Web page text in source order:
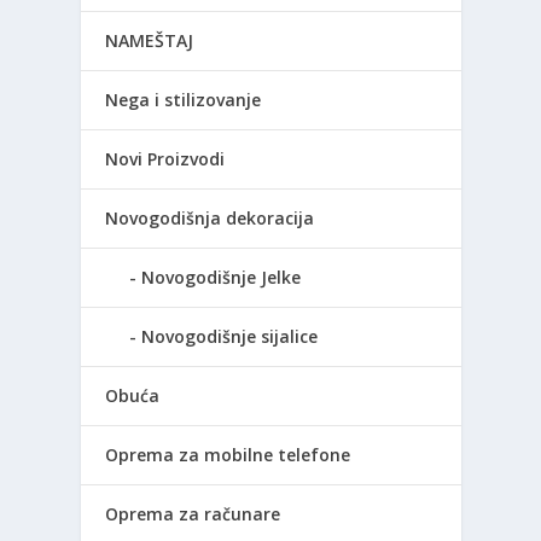
NAMEŠTAJ
Nega i stilizovanje
Novi Proizvodi
Novogodišnja dekoracija
Novogodišnje Jelke
Novogodišnje sijalice
Obuća
Oprema za mobilne telefone
Oprema za računare